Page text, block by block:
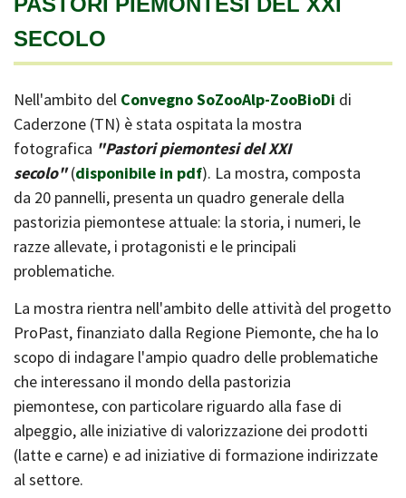
SECOLO
Nell'ambito del Convegno SoZooAlp-ZooBioDi di
Caderzone (TN) è stata ospitata la mostra
fotografica "Pastori piemontesi del XXI
secolo"(disponibile in pdf). La mostra, composta
da 20 pannelli, presenta un quadro generale della
pastorizia piemontese attuale: la storia, i numeri, le
razze allevate, i protagonisti e le principali
problematiche.
La mostra rientra nell'ambito delle attività del progetto
ProPast, finanziato dalla Regione Piemonte, che ha lo
scopo di indagare l'ampio quadro delle problematiche
che interessano il mondo della pastorizia
piemontese, con particolare riguardo alla fase di
alpeggio, alle iniziative di valorizzazione dei prodotti
(latte e carne) e ad iniziative di formazione indirizzate
al settore.